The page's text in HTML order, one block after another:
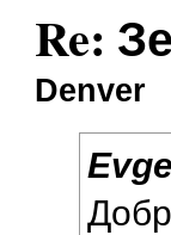
Re:
Denver